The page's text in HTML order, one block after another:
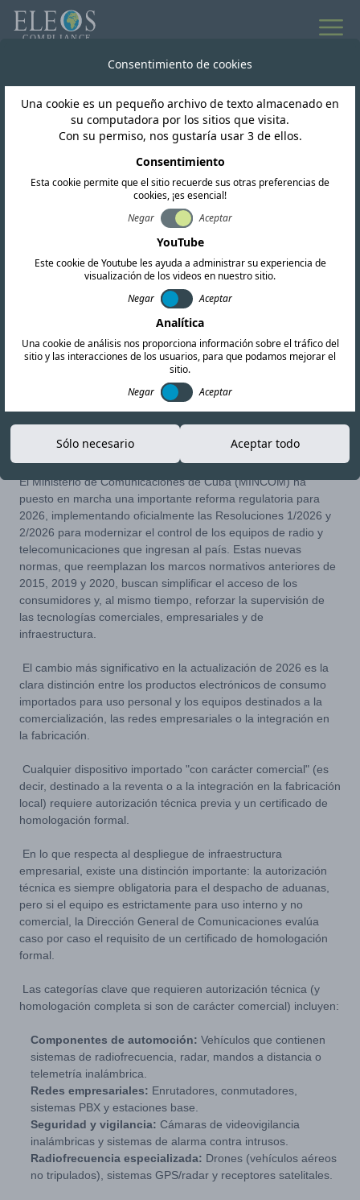
Cuba
Nuevo marco
regulatorio para la
homologación e
importación
22-MAY-26 Copiar enlace
El Ministerio de Comunicaciones de Cuba (MINCOM) ha
puesto en marcha una importante reforma regulatoria para
2026, implementando oficialmente las Resoluciones 1/2026 y
2/2026 para modernizar el control de los equipos de radio y
telecomunicaciones que ingresan al país. Estas nuevas
normas, que reemplazan los marcos normativos anteriores de
2015, 2019 y 2020, buscan simplificar el acceso de los
consumidores y, al mismo tiempo, reforzar la supervisión de
las tecnologías comerciales, empresariales y de
infraestructura.
El cambio más significativo en la actualización de 2026 es la
clara distinción entre los productos electrónicos de consumo
importados para uso personal y los equipos destinados a la
comercialización, las redes empresariales o la integración en
la fabricación.
Cualquier dispositivo importado "con carácter comercial" (es
decir, destinado a la reventa o a la integración en la fabricación
local) requiere autorización técnica previa y un certificado de
homologación formal.
En lo que respecta al despliegue de infraestructura
empresarial, existe una distinción importante: la autorización
técnica es siempre obligatoria para el despacho de aduanas,
pero si el equipo es estrictamente para uso interno y no
comercial, la Dirección General de Comunicaciones evalúa
caso por caso el requisito de un certificado de homologación
formal.
Las categorías clave que requieren autorización técnica (y
homologación completa si son de carácter comercial) incluyen:
Componentes de automoción: Vehículos que contienen
sistemas de radiofrecuencia, radar, mandos a distancia o
telemetría inalámbrica.
Redes empresariales: Enrutadores, conmutadores,
sistemas PBX y estaciones base.
Seguridad y vigilancia: Cámaras de videovigilancia
inalámbricas y sistemas de alarma contra intrusos.
Radiofrecuencia especializada: Drones (vehículos aéreos
no tripulados), sistemas GPS/radar y receptores satelitales.
Consentimiento de cookies
Una cookie es un pequeño archivo de texto almacenado en
su computadora por los sitios que visita.
Con su permiso, nos gustaría usar 3 de ellos.
Consentimiento
Esta cookie permite que el sitio recuerde sus otras preferencias de
cookies, ¡es esencial!
Negar
Aceptar
YouTube
Este cookie de Youtube les ayuda a administrar su experiencia de
visualización de los videos en nuestro sitio.
Negar
Aceptar
Analítica
Una cookie de análisis nos proporciona información sobre el tráfico del
sitio y las interacciones de los usuarios, para que podamos mejorar el
sitio.
Negar
Aceptar
Sólo necesario Aceptar todo